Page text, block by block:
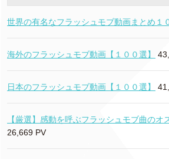
世界の有名なフラッシュモブ動画まとめ１
海外のフラッシュモブ動画【１００選】
日本のフラッシュモブ動画【１００選】
【厳選】感動を呼ぶフラッシュモブ曲のオ
26,669 PV